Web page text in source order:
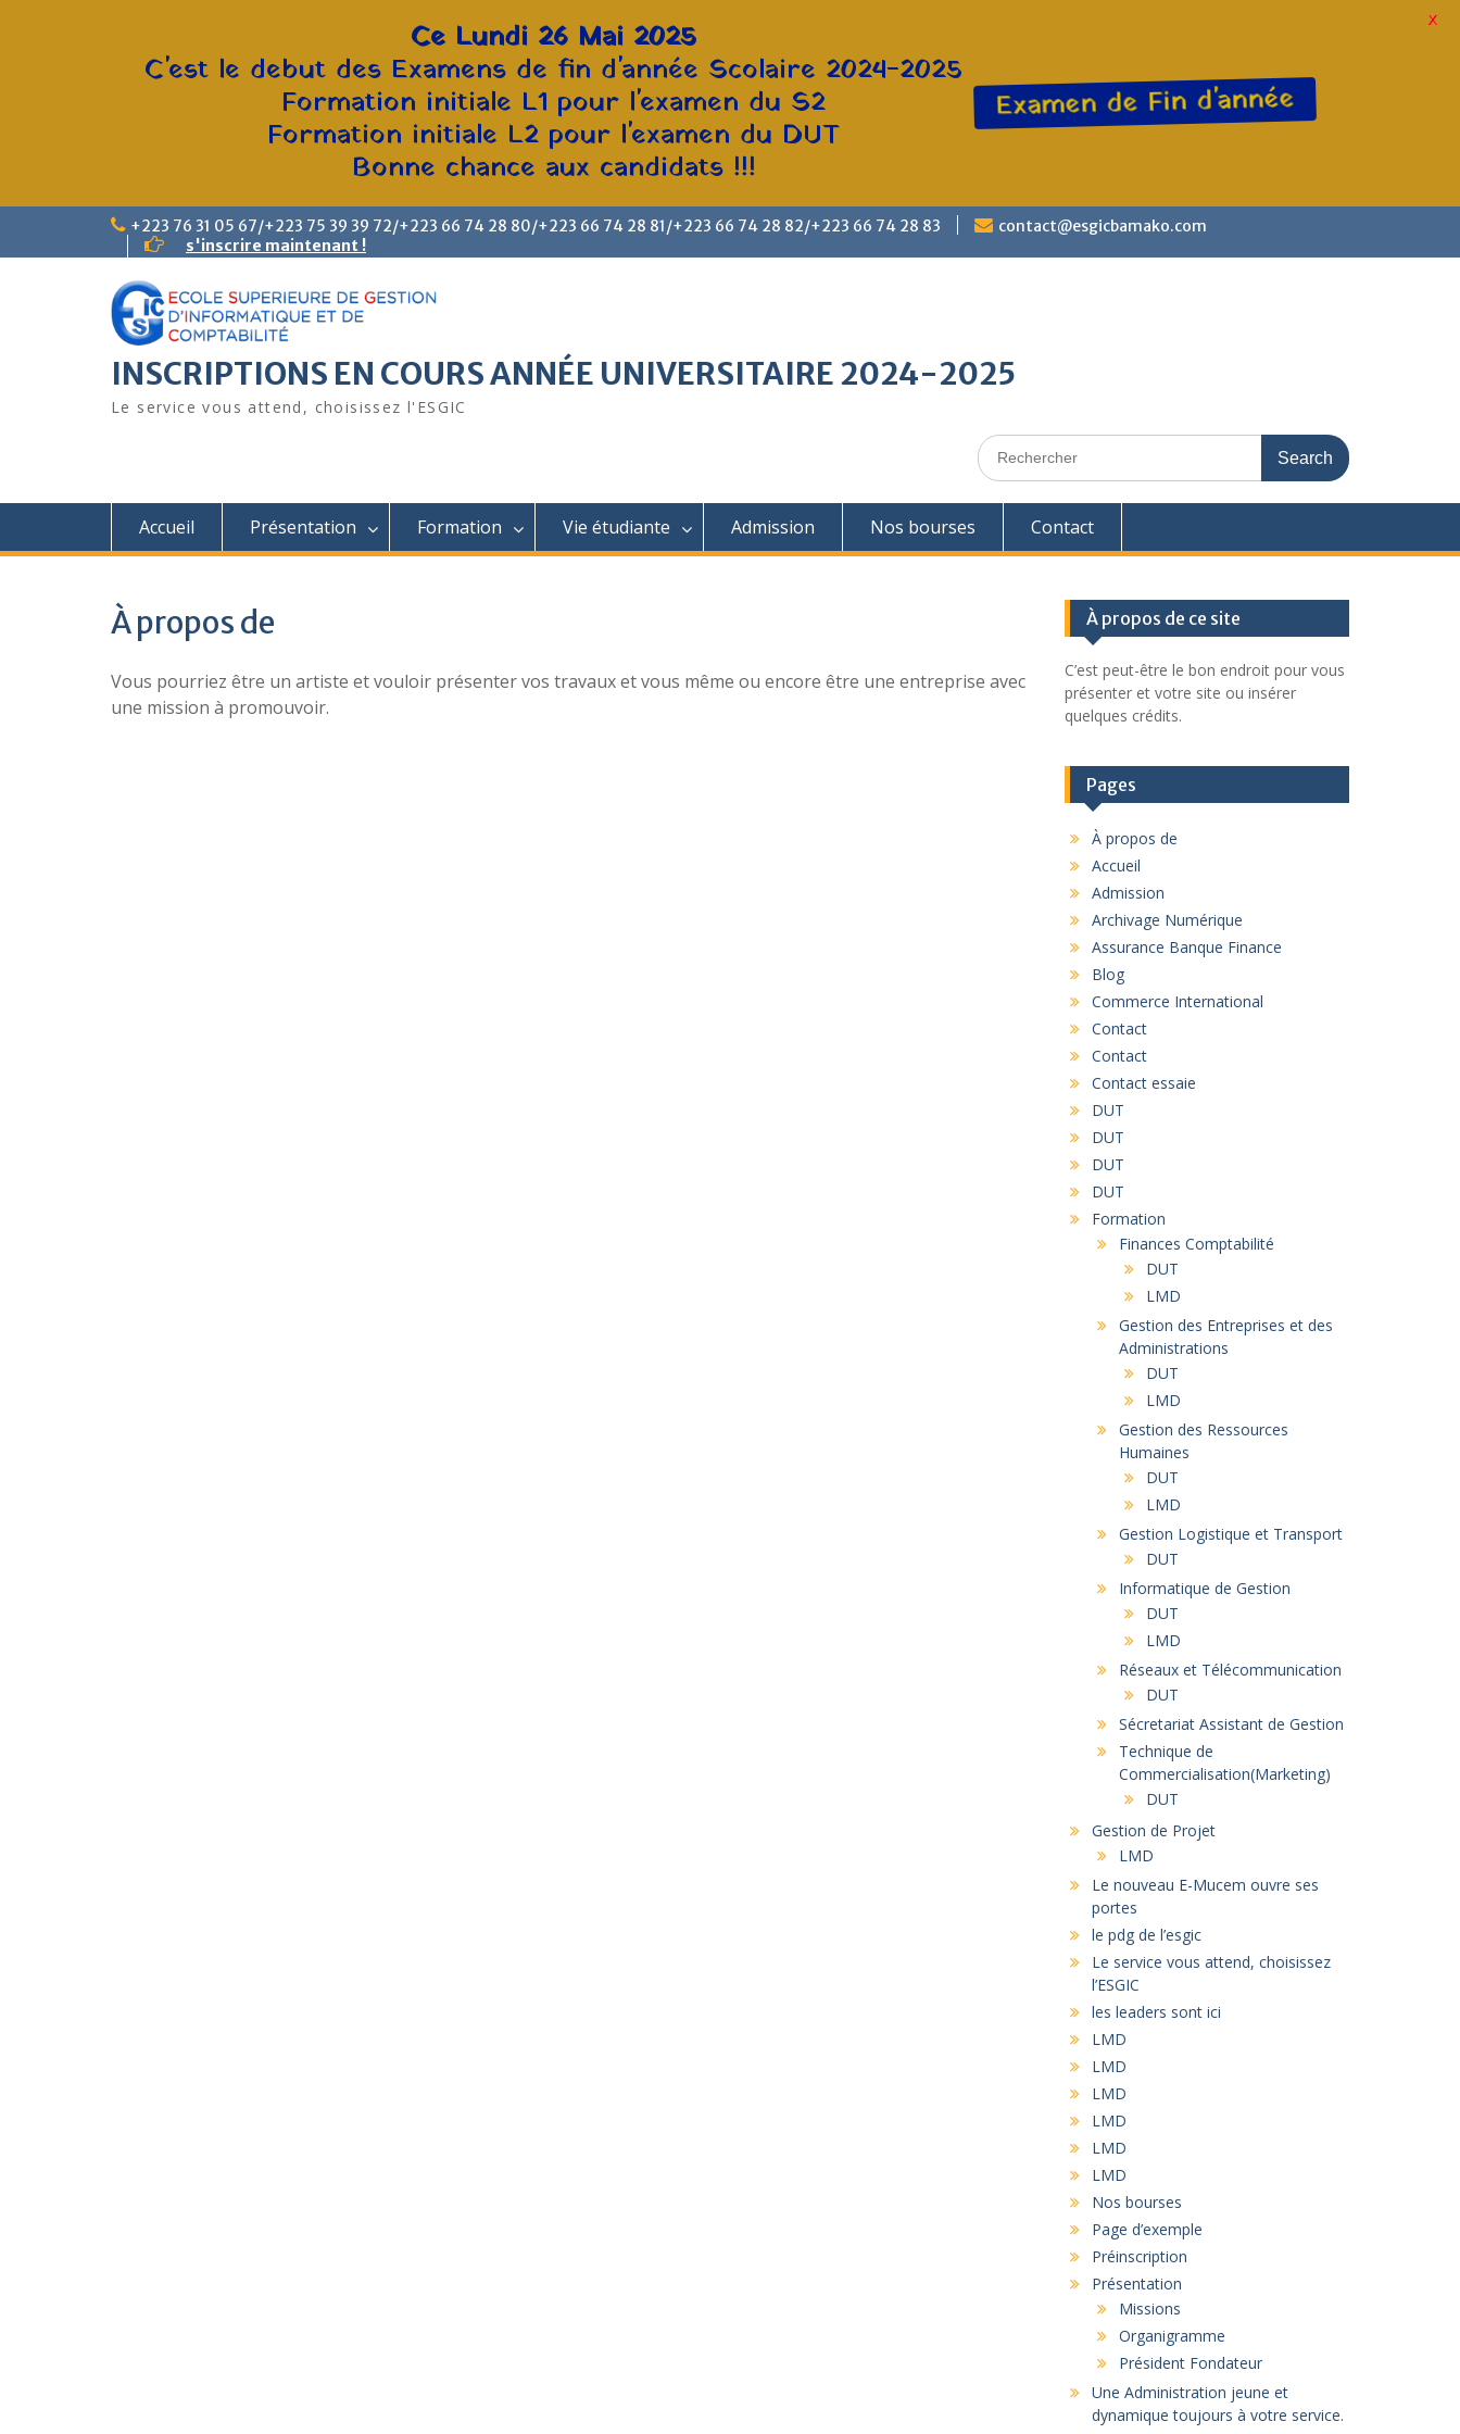
+223 76 31 05 67/+223 75 39 39 72/+223 66 74 28 80/+223 66 74 28 81/+223 66 74 28 82/+223 66 74 28 83
contact@esgicbamako.com
s'inscrire maintenant !
INSCRIPTIONS EN COURS ANNÉE UNIVERSITAIRE 2024-2025
Le service vous attend, choisissez l'ESGIC
Accueil Présentation Formation Vie étudiante Admission Nos bourses Contact
À propos de
Vous pourriez être un artiste et vouloir présenter vos travaux et vous même ou encore être une entreprise avec
une mission à promouvoir.
À propos de ce site
C’est peut-être le bon endroit pour vous
présenter et votre site ou insérer
quelques crédits.
Pages
À propos de
Accueil
Admission
Archivage Numérique
Assurance Banque Finance
Blog
Commerce International
Contact
Contact
Contact essaie
DUT
DUT
DUT
DUT
Formation
Finances Comptabilité
DUT
LMD
Gestion des Entreprises et des
Administrations
DUT
LMD
Gestion des Ressources
Humaines
DUT
LMD
Gestion Logistique et Transport
DUT
Informatique de Gestion
DUT
LMD
Réseaux et Télécommunication
DUT
Sécretariat Assistant de Gestion
Technique de
Commercialisation(Marketing)
DUT
Gestion de Projet
LMD
Le nouveau E-Mucem ouvre ses
portes
le pdg de l’esgic
Le service vous attend, choisissez
l’ESGIC
les leaders sont ici
LMD
LMD
LMD
LMD
LMD
LMD
Nos bourses
Page d’exemple
Préinscription
Présentation
Missions
Organigramme
Président Fondateur
Une Administration jeune et
dynamique toujours à votre service.
Ce Lundi 26 Mai 2025
C'est le debut des Examens de fin d'année Scolaire 2024-2025
Formation initiale L1 pour l'examen du S2
Formation initiale L2 pour l'examen du DUT
Bonne chance aux candidats !!!
Examen de Fin d'année
X